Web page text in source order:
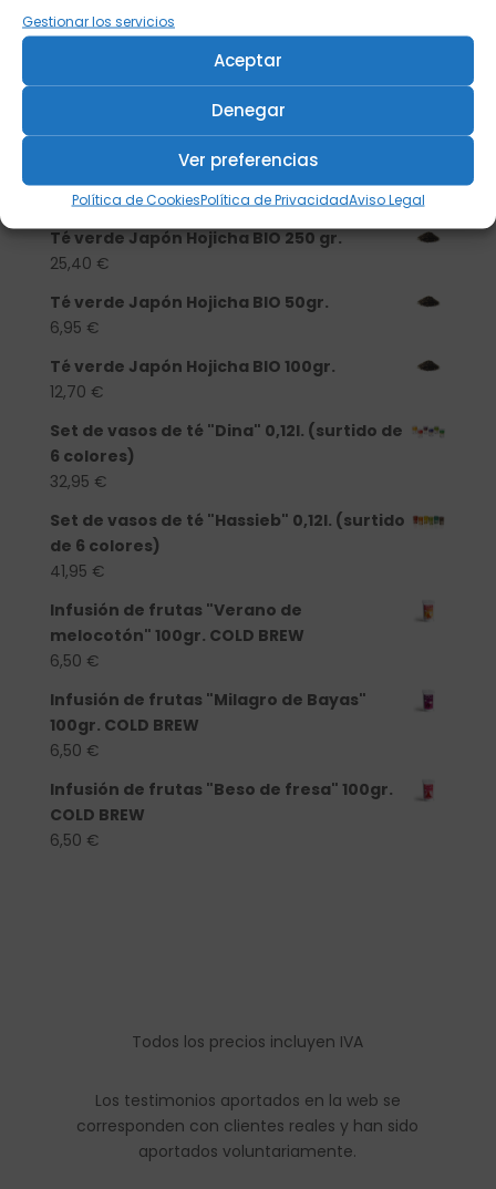
Gestionar los servicios
Aceptar
Denegar
Ver preferencias
Política de CookiesPolítica de PrivacidadAviso Legal
Productos
Tisanera "Christmas Cats" 0,25l.
13,90€
Té verde Japón Hojicha BIO 500 gr.
46,20€
Té verde Japón Hojicha BIO 250 gr.
25,40 €
Té verde Japón Hojicha BIO 50gr.
6,95 €
Té verde Japón Hojicha BIO 100gr.
12,70 €
Set de vasos de té "Dina" 0,12l. (surtido de
6 colores)
32,95 €
Set de vasos de té "Hassieb" 0,12l. (surtido
de 6 colores)
41,95 €
Infusión de frutas "Verano de
melocotón" 100gr. COLD BREW
6,50 €
Infusión de frutas "Milagro de Bayas"
100gr. COLD BREW
6,50 €
Infusión de frutas "Beso de fresa" 100gr.
COLD BREW
6,50 €
Todos los precios incluyen IVA
Los testimonios aportados en la web se
corresponden con clientes reales y han sido
aportados voluntariamente.